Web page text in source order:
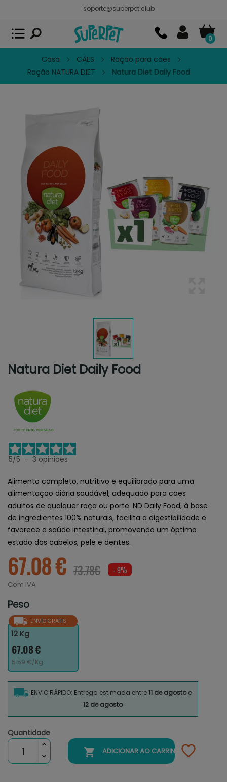
soporte@superpet.club
0
Casa CÃES
Ração para cães
Ração NATURA DIET
Natura Diet Daily Food
Natura Diet Daily Food
5/5 - 3 opiniões
Alimento completo, nutritivo e equilibrado para uma
alimentação diária saudável, adequado para cães
adultos de qualquer raça ou porte. ND Daily Food, à base
de ingredientes 100% naturais, facilita a digestibilidade e
favorece a saúde intestinal, promovendo um óptimo
estado dos cabelos, pele e dentes.
67.08 € 73.78€ - 9%
Com IVA
Peso
ENVÍO GRATIS
12 Kg
67.08 €
5.59 €/Kg
ENVIO RÁPIDO: Entrega estimada entre11 de agostoe
12 de agosto
Quantidade
 ADICIONAR AO CARRINHO
Superpet, comida para mascotas
APP GRATIS - En Google Play